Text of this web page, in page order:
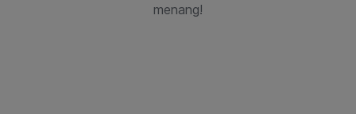
menang!